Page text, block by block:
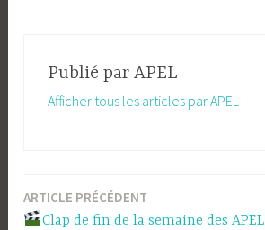
Publié par APEL
Afficher tous les articles par APEL
Navigation
ARTICLE PRÉCÉDENT
Clap de fin de la semaine des APEL